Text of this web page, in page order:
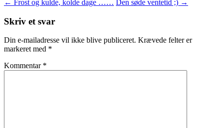
← Frost og kulde, kolde dage …… Den søde ventetid ;) →
Skriv et svar
Din e-mailadresse vil ikke blive publiceret. Krævede felter er
markeret med *
Kommentar *